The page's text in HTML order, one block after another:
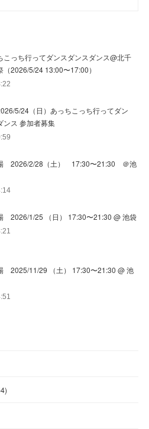
こっち行ってダンスダンスダンス@北千
（2026/5/24 13:00〜17:00）
5/24（日）あっちこっち行ってダン
ンス 参加者募集
場 2026/2/28（土） 17:30〜21:30 ＠池
2026/1/25 （日） 17:30〜21:30 @ 池袋
2025/11/29 （土） 17:30〜21:30 @ 池
)